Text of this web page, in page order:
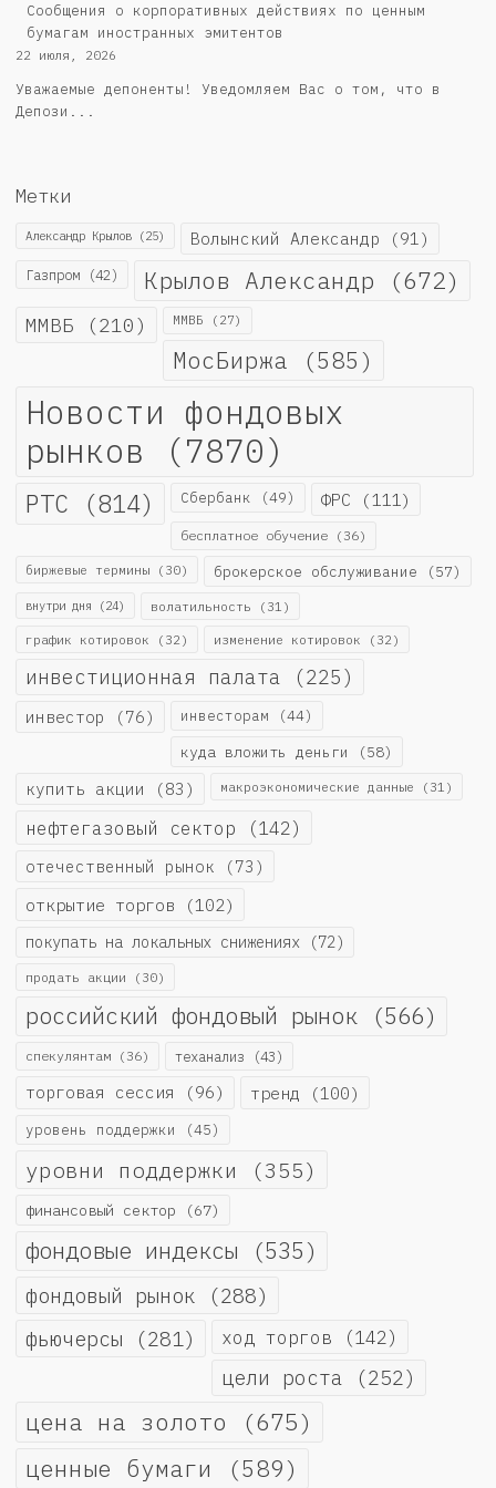
Сообщения о корпоративных действиях по ценным
бумагам иностранных эмитентов
22 июля, 2026
Уважаемые депоненты! Уведомляем Вас о том, что в
Депози...
Метки
Александр Крылов (25) Волынский Александр (91)
Газпром (42) Крылов Александр (672)
ММВБ (210) ММВБ (27)
МосБиржа (585)
Новости фондовых
рынков (7870)
РТС (814) Сбербанк (49) ФРС (111)
бесплатное обучение (36)
биржевые термины (30) брокерское обслуживание (57)
внутри дня (24) волатильность (31)
график котировок (32) изменение котировок (32)
инвестиционная палата (225)
инвестор (76) инвесторам (44)
куда вложить деньги (58)
купить акции (83) макроэкономические данные (31)
нефтегазовый сектор (142)
отечественный рынок (73)
открытие торгов (102)
покупать на локальных снижениях (72)
продать акции (30)
российский фондовый рынок (566)
спекулянтам (36) теханализ (43)
торговая сессия (96) тренд (100)
уровень поддержки (45)
уровни поддержки (355)
финансовый сектор (67)
фондовые индексы (535)
фондовый рынок (288)
фьючерсы (281) ход торгов (142)
цели роста (252)
цена на золото (675)
ценные бумаги (589)